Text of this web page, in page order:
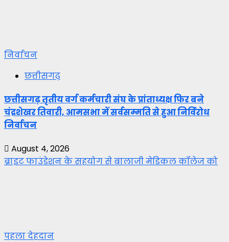
निर्वाचन
छत्तीसगढ़
छत्तीसगढ़ तृतीय वर्ग कर्मचारी संघ के प्रांताध्यक्ष फिर बने
चंद्रशेखर तिवारी, आमसभा में सर्वसम्मति से हुआ निर्विरोध
निर्वाचन
August 4, 2026
ब्राइट फाउंडेशन के सहयोग से बालाजी मेडिकल कॉलेज को
पहला देहदान